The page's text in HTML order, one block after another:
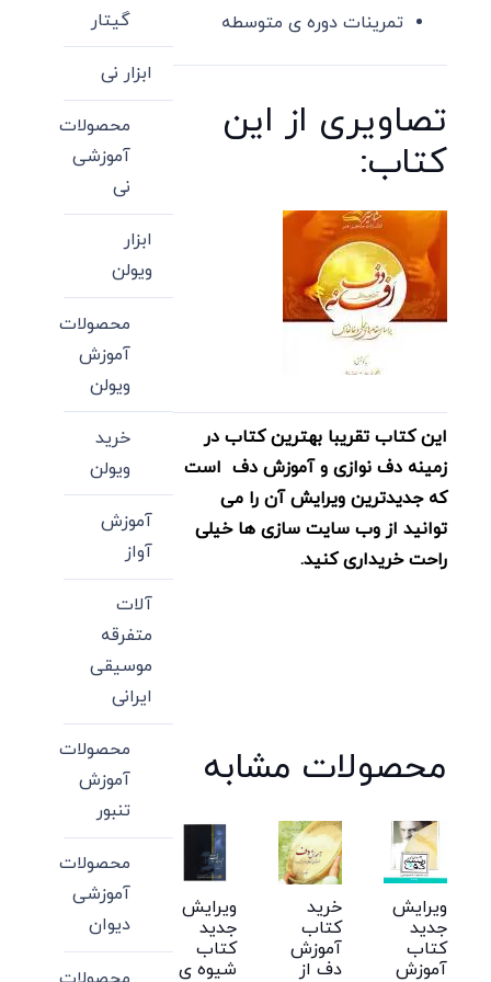
تمرینات دوره ی متوسطه
تصاویری از این
کتاب:
این کتاب تقریبا بهترین کتاب در
زمینه دف نوازی و آموزش دف است
که جدیدترین ویرایش آن را می
توانید از وب سایت سازی ها خیلی
راحت خریداری کنید.
محصولات مشابه
ویرایش
جدید
کتاب
آموزش
خرید
کتاب
آموزش
دف از
ویرایش
جدید
کتاب
شیوه ی
گیتار
ابزار نی
محصولات
آموزشی
نی
ابزار
ویولن
محصولات
آموزش
ویولن
خرید
ویولن
آموزش
آواز
آلات
متفرقه
موسیقی
ایرانی
محصولات
آموزش
تنبور
محصولات
آموزشی
دیوان